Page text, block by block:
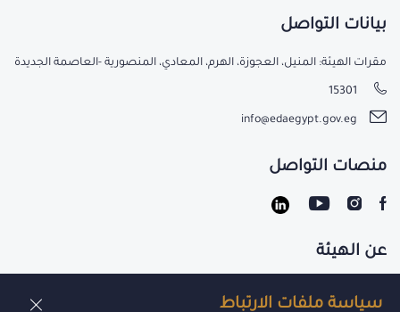
سياسة ملفات الارتباط
عن الهيئة
بيانات التواصل
مقرات الهيئة: المنيل، العجوزة، الهرم، المعادي، المنصورية -العاصمة الجديدة
15301
info@edaegypt.gov.eg
منصات التواصل